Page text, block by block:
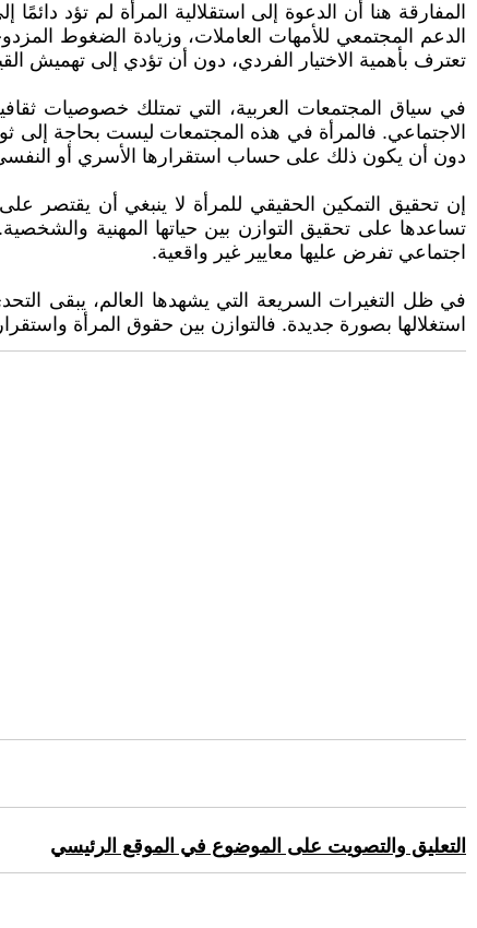
المفارقة هنا أن الدعوة إلى استقلالية المرأة لم تؤد
الدعم المجتمعي للأمهات العاملات، وزيادة الضغوط
تعترف بأهمية الاختيار الفردي، دون أن تؤدي إلى تهميش
في سياق المجتمعات العربية، التي تمتلك خصوصيات
الاجتماعي. فالمرأة في هذه المجتمعات ليست بحاجة إلى
دون أن يكون ذلك على حساب استقرارها الأسري أو
إن تحقيق التمكين الحقيقي للمرأة لا ينبغي أن يقتصر
تساعدها على تحقيق التوازن بين حياتها المهنية
اجتماعي تفرض عليها معايير غير واقعية.
في ظل التغيرات السريعة التي يشهدها العالم، يبقى
استغلالها بصورة جديدة. فالتوازن بين حقوق المرأة
التعليق والتصويت على الموضوع في الموقع الرئيسي